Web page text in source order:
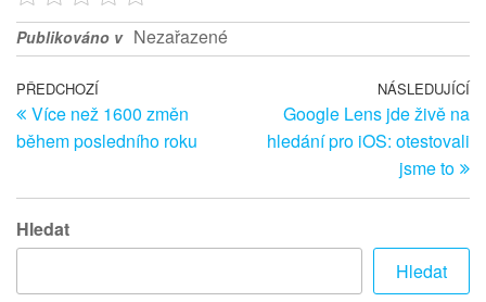
Publikováno v Nezařazené
Navigace
pro
příspěvek
Předchozí
článek
PŘEDCHOZÍ
Více než 1600 změn
během posledního roku
NÁSLEDUJÍCÍ
Google Lens jde živě na
hledání pro iOS: otestovali
jsme to
Hledat
Hledat